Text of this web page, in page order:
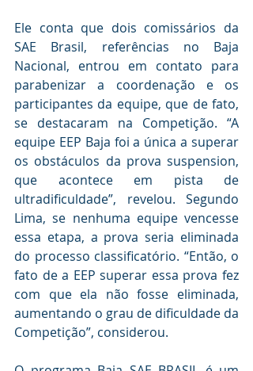
Ele conta que dois comissários da
SAE Brasil, referências no Baja
Nacional, entrou em contato para
parabenizar a coordenação e os
participantes da equipe, que de fato,
se destacaram na Competição. “A
equipe EEP Baja foi a única a superar
os obstáculos da prova suspension,
que acontece em pista de
ultradificuldade”, revelou. Segundo
Lima, se nenhuma equipe vencesse
essa etapa, a prova seria eliminada
do processo classificatório. “Então, o
fato de a EEP superar essa prova fez
com que ela não fosse eliminada,
aumentando o grau de dificuldade da
Competição”, considerou.